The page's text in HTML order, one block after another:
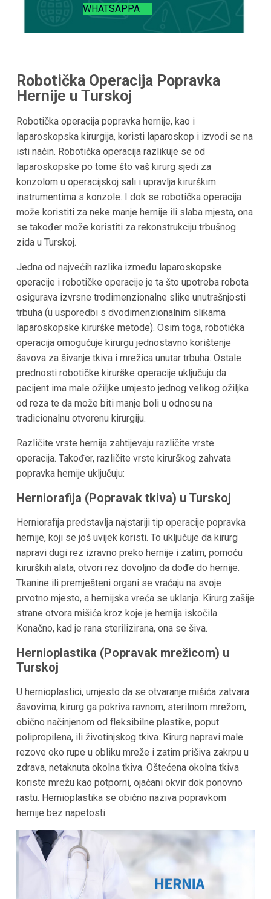
WHATSAPPA
Robotička Operacija Popravka
Hernije u Turskoj
Robotička operacija popravka hernije, kao i
laparoskopska kirurgija, koristi laparoskop i izvodi se na
isti način. Robotička operacija razlikuje se od
laparoskopske po tome što vaš kirurg sjedi za
konzolom u operacijskoj sali i upravlja kirurškim
instrumentima s konzole. I dok se robotička operacija
može koristiti za neke manje hernije ili slaba mjesta, ona
se također može koristiti za rekonstrukciju trbušnog
zida u Turskoj.
Jedna od najvećih razlika između laparoskopske
operacije i robotičke operacije je ta što upotreba robota
osigurava izvrsne trodimenzionalne slike unutrašnjosti
trbuha (u usporedbi s dvodimenzionalnim slikama
laparoskopske kirurške metode). Osim toga, robotička
operacija omogućuje kirurgu jednostavno korištenje
šavova za šivanje tkiva i mrežica unutar trbuha. Ostale
prednosti robotičke kirurške operacije uključuju da
pacijent ima male ožiljke umjesto jednog velikog ožiljka
od reza te da može biti manje boli u odnosu na
tradicionalnu otvorenu kirurgiju.
Različite vrste hernija zahtijevaju različite vrste
operacija. Također, različite vrste kirurškog zahvata
popravka hernije uključuju:
Herniorafija (Popravak tkiva) u Turskoj
Herniorafija predstavlja najstariji tip operacije popravka
hernije, koji se još uvijek koristi. To uključuje da kirurg
napravi dugi rez izravno preko hernije i zatim, pomoću
kirurških alata, otvori rez dovoljno da dođe do hernije.
Tkanine ili premješteni organi se vraćaju na svoje
prvotno mjesto, a hernijska vreća se uklanja. Kirurg zašije
strane otvora mišića kroz koje je hernija iskočila.
Konačno, kad je rana sterilizirana, ona se šiva.
Hernioplastika (Popravak mrežicom) u
Turskoj
U hernioplastici, umjesto da se otvaranje mišića zatvara
šavovima, kirurg ga pokriva ravnom, sterilnom mrežom,
obično načinjenom od fleksibilne plastike, poput
polipropilena, ili životinjskog tkiva. Kirurg napravi male
rezove oko rupe u obliku mreže i zatim prišiva zakrpu u
zdrava, netaknuta okolna tkiva. Oštećena okolna tkiva
koriste mrežu kao potporni, ojačani okvir dok ponovno
rastu. Hernioplastika se obično naziva popravkom
hernije bez napetosti.